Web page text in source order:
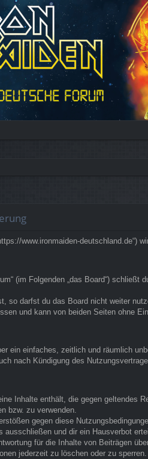
www.ironmaiden-
(im Folgenden „das Board“)
so darfst du das Board nicht weiter
und kann von beiden Seiten ohne
ein einfaches, zeitlich und räumlich
nach Kündigung des
Inhalte enthält, die gegen
bzw. zu verwenden.
gegen diese
und dir ein Hausverbot
für die Inhalte von Beiträgen
jederzeit zu löschen oder zu sperren.